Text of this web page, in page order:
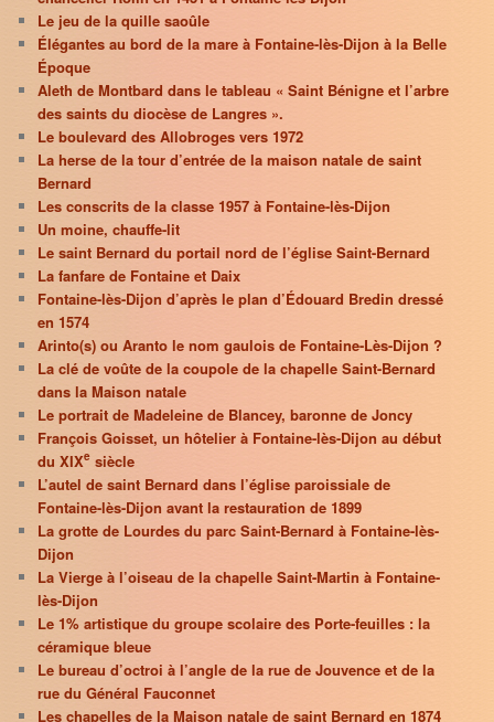
Le jeu de la quille saoûle
Élégantes au bord de la mare à Fontaine-lès-Dijon à la Belle
Époque
Aleth de Montbard dans le tableau « Saint Bénigne et l’arbre
des saints du diocèse de Langres ».
Le boulevard des Allobroges vers 1972
La herse de la tour d’entrée de la maison natale de saint
Bernard
Les conscrits de la classe 1957 à Fontaine-lès-Dijon
Un moine, chauffe-lit
Le saint Bernard du portail nord de l’église Saint-Bernard
La fanfare de Fontaine et Daix
Fontaine-lès-Dijon d’après le plan d’Édouard Bredin dressé
en 1574
Arinto(s) ou Aranto le nom gaulois de Fontaine-Lès-Dijon ?
La clé de voûte de la coupole de la chapelle Saint-Bernard
dans la Maison natale
Le portrait de Madeleine de Blancey, baronne de Joncy
François Goisset, un hôtelier à Fontaine-lès-Dijon au début
du XIXe siècle
L’autel de saint Bernard dans l’église paroissiale de
Fontaine-lès-Dijon avant la restauration de 1899
La grotte de Lourdes du parc Saint-Bernard à Fontaine-lès-
Dijon
La Vierge à l’oiseau de la chapelle Saint-Martin à Fontaine-
lès-Dijon
Le 1% artistique du groupe scolaire des Porte-feuilles : la
céramique bleue
Le bureau d’octroi à l’angle de la rue de Jouvence et de la
rue du Général Fauconnet
Les chapelles de la Maison natale de saint Bernard en 1874